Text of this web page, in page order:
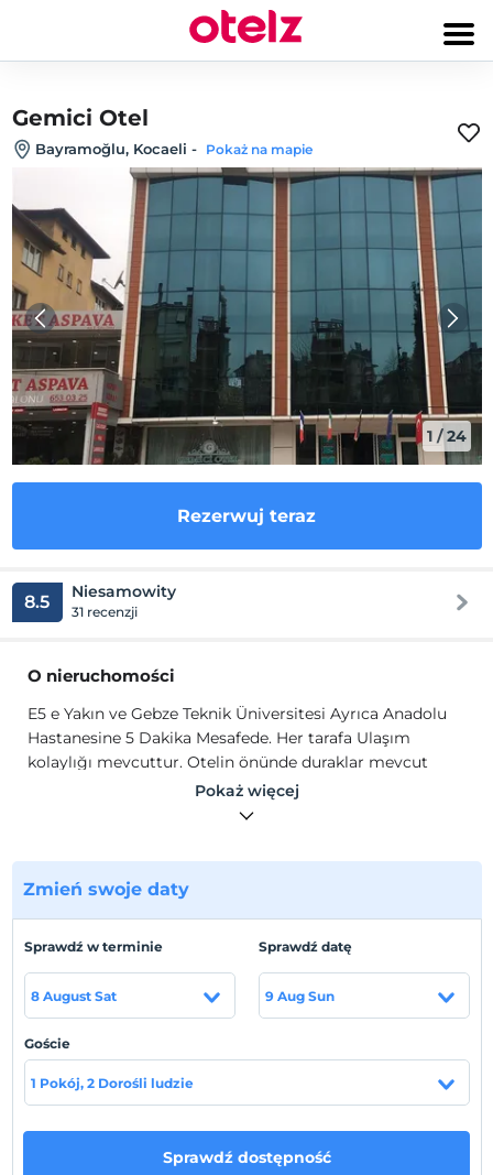
Gemici Otel
Bayramoğlu, Kocaeli - Pokaż na mapie
1 /24
Rezerwuj teraz
8.5 Niesamowity
31 recenzji
O nieruchomości
E5 e Yakın ve Gebze Teknik Üniversitesi Ayrıca Anadolu
Hastanesine 5 Dakika Mesafede. Her tarafa Ulaşım
kolaylığı mevcuttur. Otelin önünde duraklar mevcut
olup dakika başına minübüsler çalışmaktadır.
E5 e Yakın ve Gebze Teknik Üniversitesi Ayrıca Anadolu
kolaylığı mevcuttur. Otelin önünde duraklar mevcut
olup dakika başına minübüsler çalışmaktadır.
Lokalizacja
E5 e Yakın ve Gebze Teknik Üniversitesi Ayrıca Anadolu
Hastanesine 5 Dakika Mesafede. Her tarafa Ulaşım
kolaylığı mevcuttur. Otelin önünde duraklar mevcut
Pokaż na mapie
Pokaż więcej
Zmień swoje daty
Sprawdź w terminie
8 August Sat
Sprawdź datę
9 Aug Sun
Goście
1 Pokój, 2 Dorośli ludzie
Sprawdź dostępność